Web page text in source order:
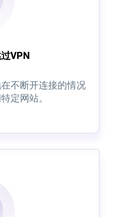
VPN
不断开连接的情况
定网站。